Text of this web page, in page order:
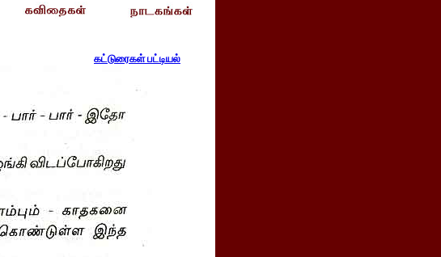
கட்டுரைகள் பட்டியல்